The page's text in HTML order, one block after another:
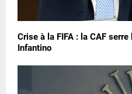
Crise à la FIFA : la CAF
Infantino